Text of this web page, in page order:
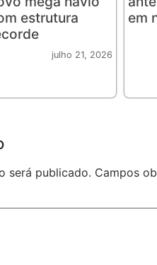
estrutura
julho 21, 2026
em
será publicado. Campos